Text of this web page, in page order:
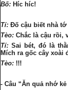
Bố: Híc híc!
Tí: Đố cậu biết nhà
Tèo: Chắc là cậu rồi,
Tí: Sai bét, đó là
Mích ra gốc cây xoài
Tèo: !!!
- Câu “Ăn quả nhớ